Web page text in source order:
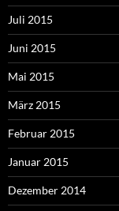
Juli 2015
Juni 2015
Mai 2015
März 2015
Februar 2015
Januar 2015
Dezember 2014